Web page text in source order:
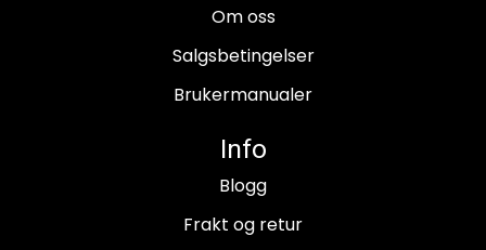
Om oss
Salgsbetingelser
Brukermanualer
Info
Blogg
Frakt og retur